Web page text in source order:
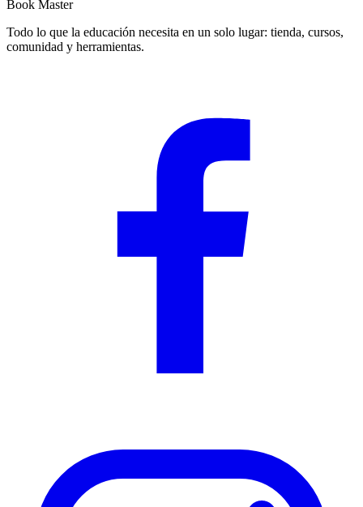
Book Master
Todo lo que la educación necesita en un solo lugar: tienda, cursos,
comunidad y herramientas.